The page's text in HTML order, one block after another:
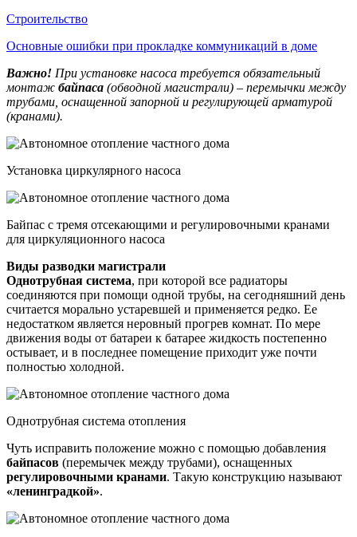
Строительство
Основные ошибки при прокладке коммуникаций в доме
Важно! При установке насоса требуется обязательный
монтаж байпаса (обводной магистрали) – перемычки между
трубами, оснащенной запорной и регулирующей арматурой
(кранами).
Установка циркулярного насоса
Байпас с тремя отсекающими и регулировочными кранами
для циркуляционного насоса
Виды разводки магистрали
Однотрубная система, при которой все радиаторы
соединяются при помощи одной трубы, на сегодняшний день
считается морально устаревшей и применяется редко. Ее
недостатком является неровный прогрев комнат. По мере
движения воды от батареи к батарее жидкость постепенно
остывает, и в последнее помещение приходит уже почти
полностью холодной.
Однотрубная система отопления
Чуть исправить положение можно с помощью добавления
байпасов (перемычек между трубами), оснащенных
регулировочными кранами. Такую конструкцию называют
«ленинградкой».